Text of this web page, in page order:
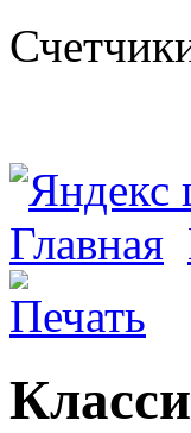
Главная